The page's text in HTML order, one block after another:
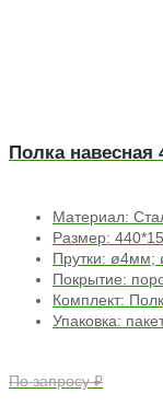
Полка
Материал:
Размер:
Прутки: ø4мм;
Покрытие:
Комплект:
Упаковка:
По запросу ₽